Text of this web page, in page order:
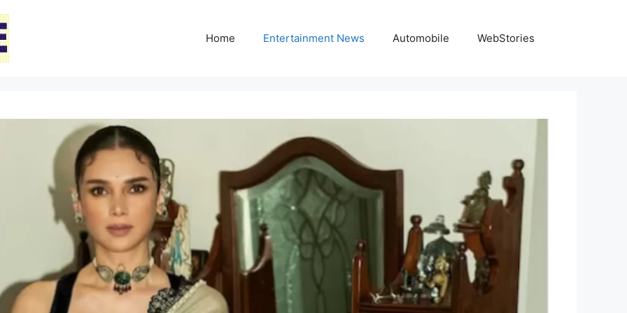
Home Entertainment News Automobile WebStories